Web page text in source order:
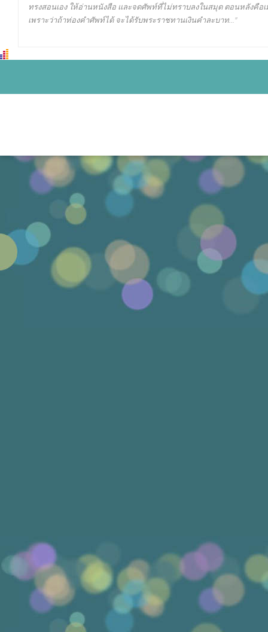
ทรงสอนเอง ให้อ่านหนังสือ และจดศัพท์ที่ไม่ทราบลงในสมุด ตอนหลัง
เพราะว่าถ้าท่องคำศัพท์ได้ จะได้รับพระราชทานเงินคำละบาท..."